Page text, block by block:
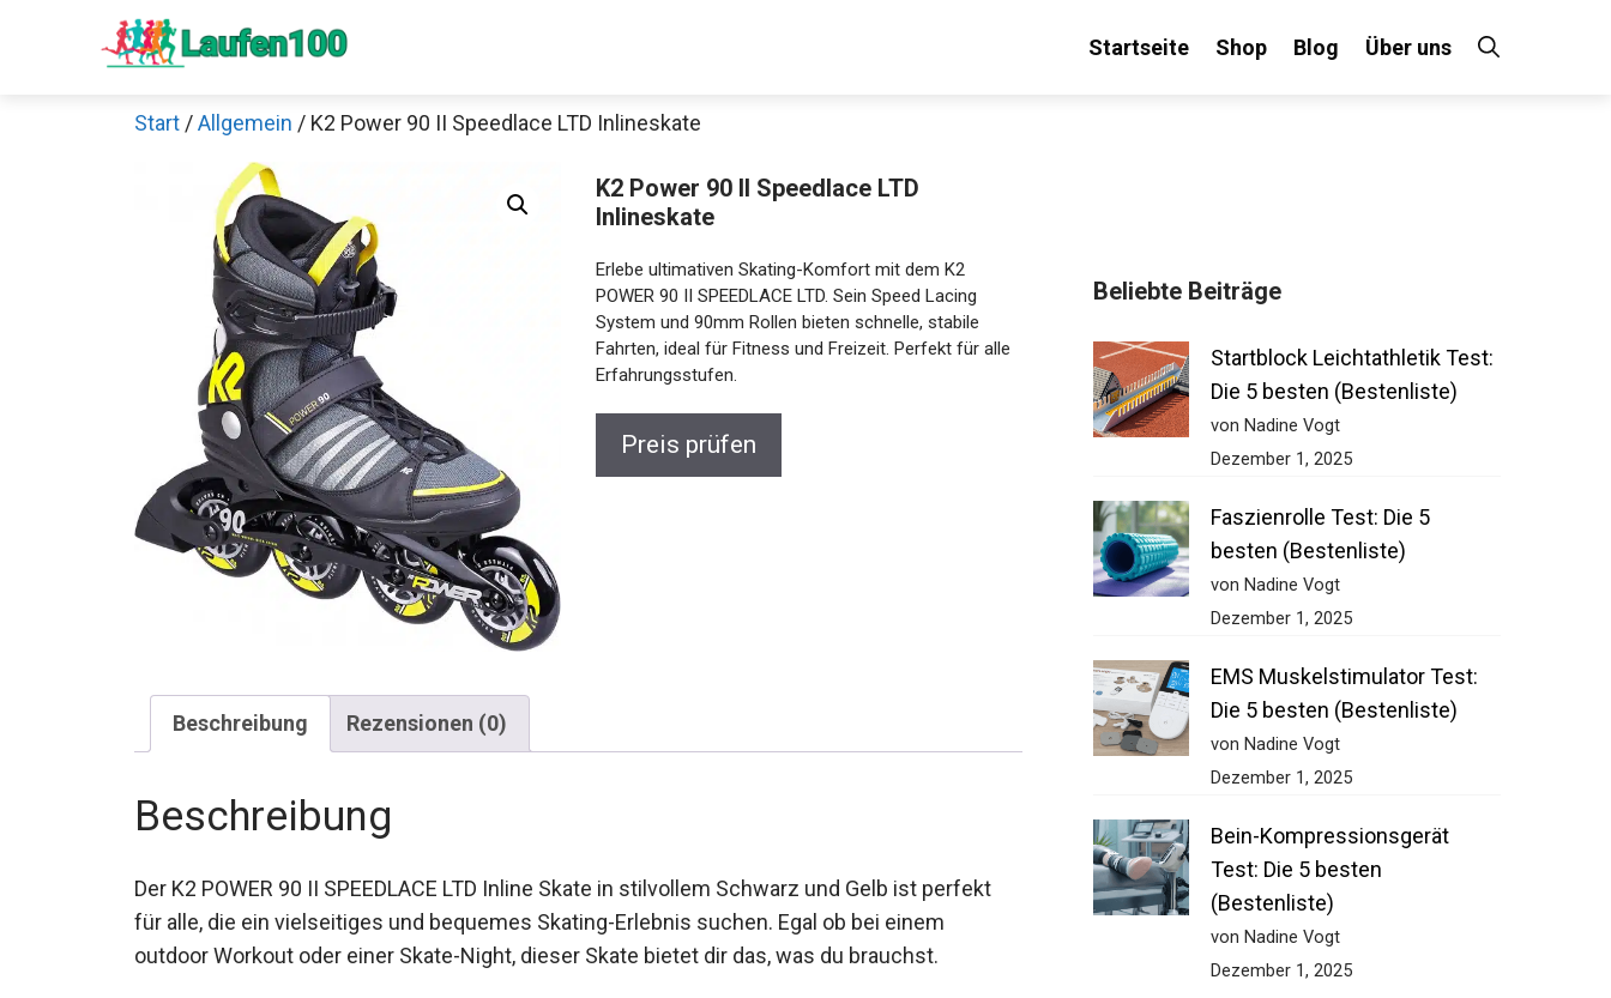
Startseite Shop Blog Über uns
Start /Allgemein / K2 Power 90 II Speedlace LTD Inlineskate
K2 Power 90 II Speedlace LTD
Inlineskate
Erlebe ultimativen Skating-Komfort mit dem K2
POWER 90 II SPEEDLACE LTD. Sein Speed Lacing
System und 90mm Rollen bieten schnelle, stabile
Fahrten, ideal für Fitness und Freizeit. Perfekt für alle
Erfahrungsstufen.
Preis prüfen
Beschreibung Rezensionen (0)
Beschreibung
Der K2 POWER 90 II SPEEDLACE LTD Inline Skate in stilvollem Schwarz und Gelb ist perfekt
für alle, die ein vielseitiges und bequemes Skating-Erlebnis suchen. Egal ob bei einem
outdoor Workout oder einer Skate-Night, dieser Skate bietet dir das, was du brauchst.
Beliebte Beiträge
Startblock Leichtathletik Test:
Die 5 besten (Bestenliste)
von Nadine Vogt
Dezember 1, 2025
Faszienrolle Test: Die 5
besten (Bestenliste)
von Nadine Vogt
Dezember 1, 2025
EMS Muskelstimulator Test:
Die 5 besten (Bestenliste)
von Nadine Vogt
Dezember 1, 2025
Bein-Kompressionsgerät
Test: Die 5 besten
(Bestenliste)
von Nadine Vogt
Dezember 1, 2025
Jetzt anschauen